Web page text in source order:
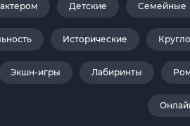
Детские Семейные
Исторические
Экшн-игры Лабиринты